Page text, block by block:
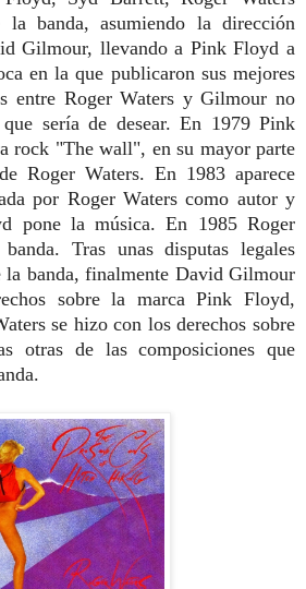
banda, asumiendo la dirección
Gilmour, llevando a Pink Floyd a
en la que publicaron sus mejores
entre Roger Waters y Gilmour no
sería de desear. En 1979 Pink
rock "The wall", en su mayor parte
Roger Waters. En 1983 aparece
por Roger Waters como autor y
pone la música. En 1985 Roger
Tras unas disputas legales
la banda, finalmente David Gilmour
sobre la marca Pink Floyd,
se hizo con los derechos sobre
otras de las composiciones que